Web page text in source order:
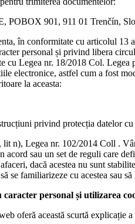
POBOX 901, 911 01 Trenčín,
în conformitate cu articolul
personal și privind libera
cu Legea nr. 18/2018 Col.
electronice, astfel cum a fost
la aceasta:
privind protecția datelor
n), Legea nr. 102/2014 Coll .
acord sau un set de reguli care
dacă acestea nu sunt
se familiarizeze cu acestea sau
personal și utilizarea
oferă această scurtă